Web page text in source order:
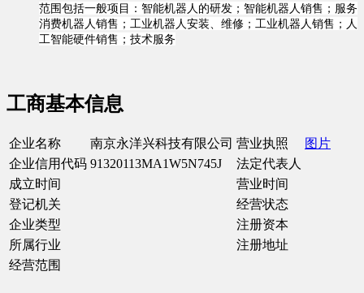
范围包括一般项目：智能机器人的研发；智能机器人销售；服务
消费机器人销售；工业机器人安装、维修；工业机器人销售；人
工智能硬件销售；技术服务
工商基本信息
企业名称 南京永洋兴科技有限公司 营业执照
图片
企业信用代码 91320113MA1W5N745J
法定代表人
成立时间
营业时间
登记机关
经营状态
企业类型
注册资本
所属行业
注册地址
经营范围